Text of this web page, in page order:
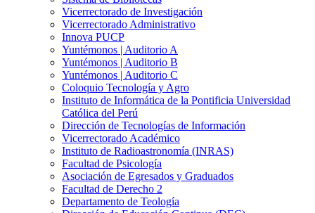
Vicerrectorado de Investigación
Vicerrectorado Administrativo
Innova PUCP
Yuntémonos | Auditorio A
Yuntémonos | Auditorio B
Yuntémonos | Auditorio C
Coloquio Tecnología y Agro
Instituto de Informática de la Pontificia Universidad
Católica del Perú
Dirección de Tecnologías de Información
Vicerrectorado Académico
Instituto de Radioastronomía (INRAS)
Facultad de Psicología
Asociación de Egresados y Graduados
Facultad de Derecho 2
Departamento de Teología